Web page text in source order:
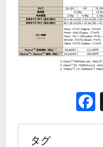
タグ